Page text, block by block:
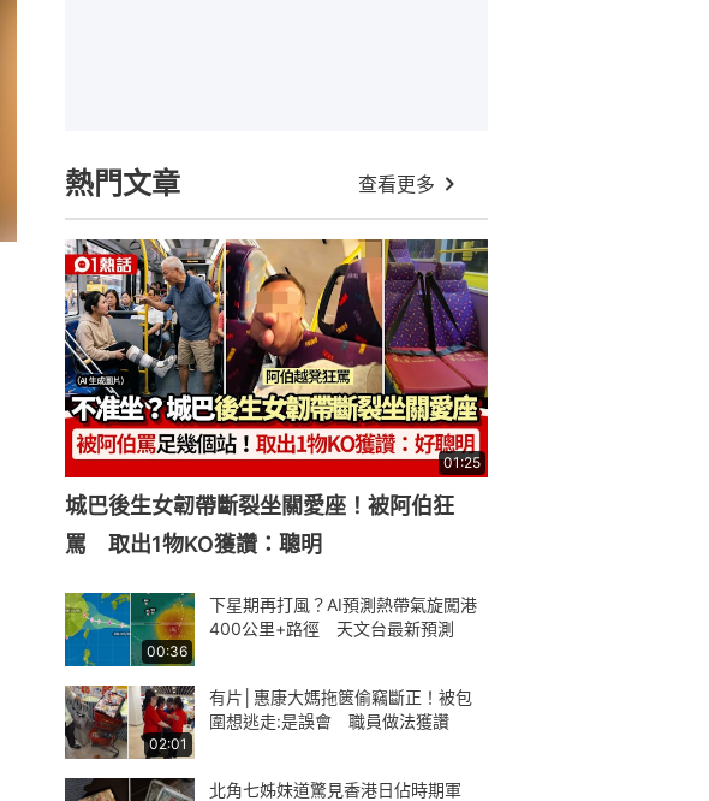
熱門文章 查看更多
01:25
城巴後生女韌帶斷裂坐關愛座！被阿伯狂
罵 取出1物KO獲讚：聰明
00:36
下星期再打風？AI預測熱帶氣旋闖港
400公里+路徑 天文台最新預測
02:01
有片│惠康大媽拖篋偷竊斷正！被包
圍想逃走:是誤會 職員做法獲讚
北角七姊妹道驚見香港日佔時期軍